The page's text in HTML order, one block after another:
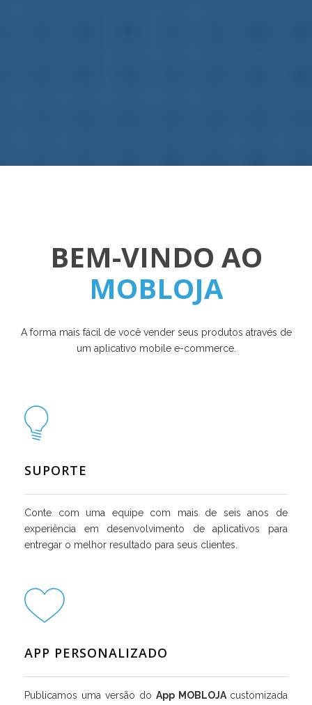
BEM-VINDO AO
MOBLOJA
A forma mais fácil de você vender seus produtos através de
um aplicativo mobile e-commerce.
SUPORTE
Conte com uma equipe com mais de seis anos de
experiência em desenvolvimento de aplicativos para
entregar o melhor resultado para seus clientes.
APP PERSONALIZADO
Publicamos uma versão do App MOBLOJA customizada